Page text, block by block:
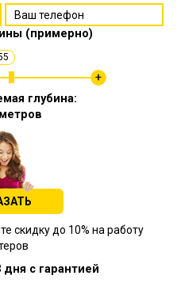
(примерно)
глубина:
скидку до 10% на работу
с гарантией